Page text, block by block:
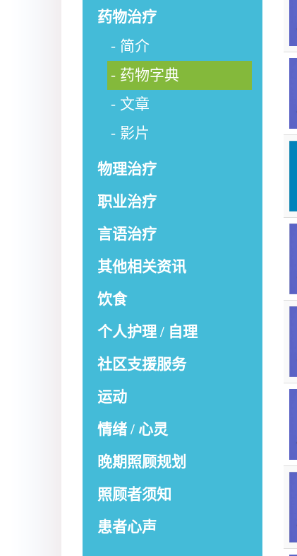
药物治疗
简介
药物字典
文章
影片
物理治疗
职业治疗
言语治疗
其他相关资讯
饮食
个人护理 / 自理
社区支援服务
运动
情绪 / 心灵
晚期照顾规划
照顾者须知
患者心声